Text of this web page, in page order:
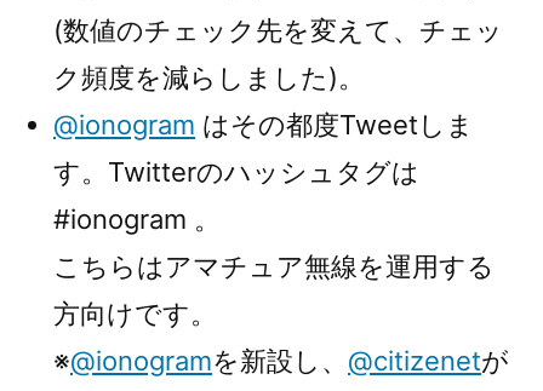
(数値のチェック先を変えて、チェッ
ク頻度を減らしました)。
@ionogram はその都度Tweetしま
す。Twitterのハッシュタグは
#ionogram 。
こちらはアマチュア無線を運用する
方向けです。
※@ionogramを新設し、 @citizenetが